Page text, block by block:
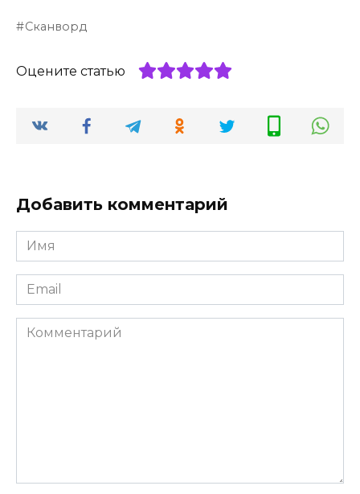
Сканворд
Оцените статью
Добавить комментарий
Имя
*
Email
*
Комментарий